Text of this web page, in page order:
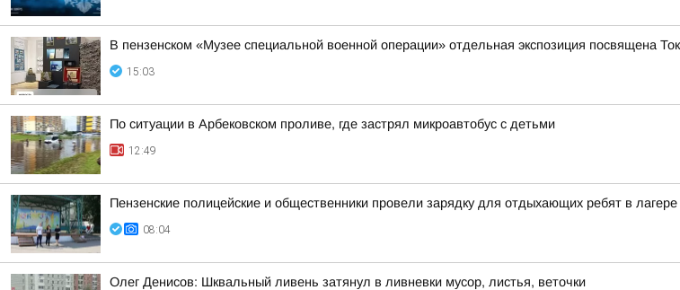
В пензенском «Музее специальной военной операции» отдельная экспозиция посвящена
15:03
По ситуации в Арбековском проливе, где застрял микроавтобус с детьми
12:49
Пензенские полицейские и общественники провели зарядку для отдыхающих ребят в
08:04
Олег Денисов: Шквальный ливень затянул в ливневки мусор, листья, веточки